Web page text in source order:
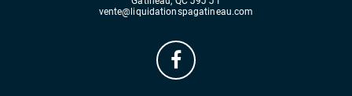
vente@liquidationspagatineau.com